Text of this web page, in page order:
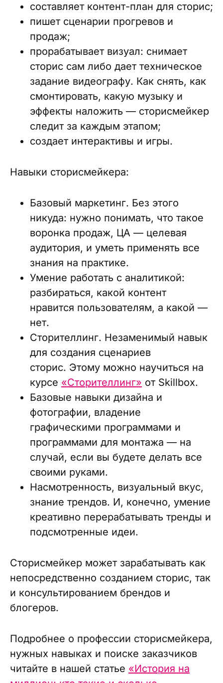
составляет контент-план для сторис;
пишет сценарии прогревов и
продаж;
прорабатывает визуал: снимает
сторис сам либо дает техническое
задание видеографу. Как снять, как
смонтировать, какую музыку и
эффекты наложить — сторисмейкер
следит за каждым этапом;
создает интерактивы и игры.
Навыки сторисмейкера:
Базовый маркетинг. Без этого
никуда: нужно понимать, что такое
воронка продаж, ЦА — целевая
аудитория, и уметь применять все
знания на практике.
Умение работать с аналитикой:
разбираться, какой контент
нравится пользователям, а какой —
нет.
Сторителлинг. Незаменимый навык
для создания сценариев
сторис. Этому можно научиться на
курсе «Сторителлинг» от Skillbox.
Базовые навыки дизайна и
фотографии, владение
графическими программами и
программами для монтажа — на
случай, если вы будете делать все
своими руками.
Насмотренность, визуальный вкус,
знание трендов. И, конечно, умение
креативно перерабатывать тренды и
подсмотренные идеи.
Сторисмейкер может зарабатывать как
непосредственно созданием сторис, так
и консультированием брендов и
блогеров.
Подробнее о профессии сторисмейкера,
нужных навыках и поиске заказчиков
читайте в нашей статье «История на